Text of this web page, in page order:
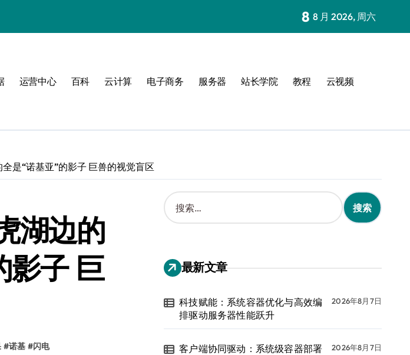
8 8 月 2026, 周六
运营中心 百科 云计算 电子商务 服务器 站长学院 教程 云视频
是“诺基亚”的影子 巨兽的视觉盲区
湖边的
影子 巨
#诺基 #闪电
搜
索
：
最新文章
科技赋能：系统容器优化与高效编
排驱动服务器性能跃升
2026年8月7日
客户端协同驱动：系统级容器部署
2026年8月7日